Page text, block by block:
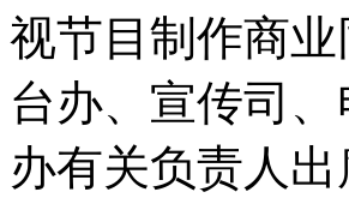
视节目制作商
台办、宣传司
办有关负责人